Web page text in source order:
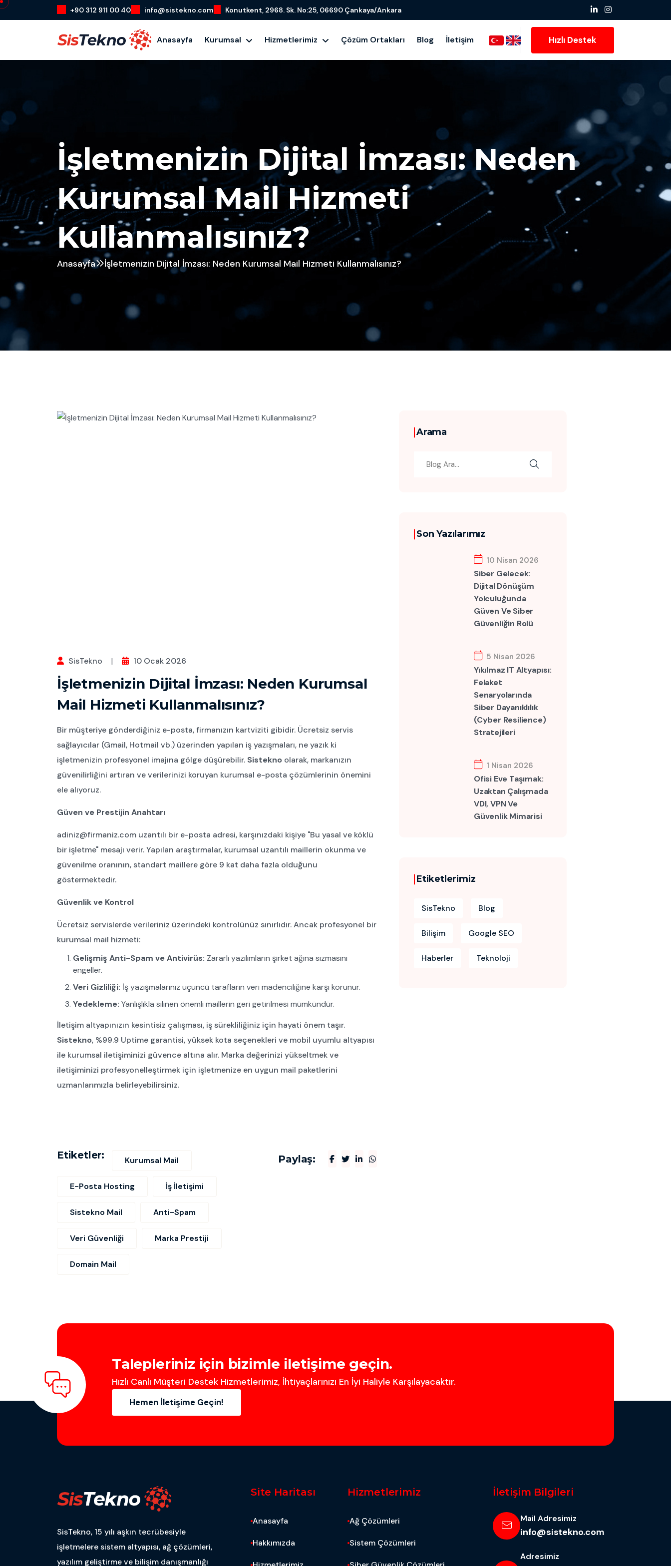
+90 312 911 00 40 info@sistekno.com Konutkent, 2968. Sk. No:25, 06690 Çankaya/Ankara
Anasayfa Kurumsal Hizmetlerimiz Çözüm Ortakları Blog İletişim Hızlı Destek
İşletmenizin Dijital İmzası: Neden
Kurumsal Mail Hizmeti
Kullanmalısınız?
Anasayfa İşletmenizin Dijital İmzası: Neden Kurumsal Mail Hizmeti Kullanmalısınız?
SisTekno | 10 Ocak 2026
İşletmenizin Dijital İmzası: Neden Kurumsal
Mail Hizmeti Kullanmalısınız?
Bir müşteriye gönderdiğiniz e-posta, firmanızın kartviziti gibidir. Ücretsiz servis
sağlayıcılar (Gmail, Hotmail vb.) üzerinden yapılan iş yazışmaları, ne yazık ki
işletmenizin profesyonel imajına gölge düşürebilir. Sistekno olarak, markanızın
güvenilirliğini artıran ve verilerinizi koruyan kurumsal e-posta çözümlerinin önemini
ele alıyoruz.
Güven ve Prestijin Anahtarı
adiniz@firmaniz.com uzantılı bir e-posta adresi, karşınızdaki kişiye "Bu yasal ve köklü
bir işletme" mesajı verir. Yapılan araştırmalar, kurumsal uzantılı maillerin okunma ve
güvenilme oranının, standart maillere göre 9 kat daha fazla olduğunu
göstermektedir.
Güvenlik ve Kontrol
Ücretsiz servislerde verileriniz üzerindeki kontrolünüz sınırlıdır. Ancak profesyonel bir
kurumsal mail hizmeti:
Gelişmiş Anti-Spam ve Antivirüs: Zararlı yazılımların şirket ağına sızmasını
engeller.
Veri Gizliliği: İş yazışmalarınız üçüncü tarafların veri madenciliğine karşı korunur.
Yedekleme: Yanlışlıkla silinen önemli maillerin geri getirilmesi mümkündür.
İletişim altyapınızın kesintisiz çalışması, iş sürekliliğiniz için hayati önem taşır.
Sistekno, %99.9 Uptime garantisi, yüksek kota seçenekleri ve mobil uyumlu altyapısı
ile kurumsal iletişiminizi güvence altına alır. Marka değerinizi yükseltmek ve
iletişiminizi profesyonelleştirmek için işletmenize en uygun mail paketlerini
uzmanlarımızla belirleyebilirsiniz.
Etiketler: Kurumsal Mail
E-Posta Hosting İş İletişimi
Sistekno Mail Anti-Spam
Veri Güvenliği Marka Prestiji
Domain Mail
Paylaş:
Arama
Son Yazılarımız
10 Nisan 2026
Siber Gelecek:
Dijital Dönüşüm
Yolculuğunda
Güven Ve Siber
Güvenliğin Rolü
5 Nisan 2026
Yıkılmaz IT Altyapısı:
Felaket
Senaryolarında
Siber Dayanıklılık
(Cyber Resilience)
Stratejileri
1 Nisan 2026
Ofisi Eve Taşımak:
Uzaktan Çalışmada
VDI, VPN Ve
Güvenlik Mimarisi
Etiketlerimiz
SisTekno Blog
Bilişim Google SEO
Haberler Teknoloji
Talepleriniz için bizimle iletişime geçin.
Hızlı Canlı Müşteri Destek Hizmetlerimiz, İhtiyaçlarınızı En İyi Haliyle Karşılayacaktır.
Hemen İletişime Geçin!
SisTekno, 15 yılı aşkın tecrübesiyle
işletmelere sistem altyapısı, ağ çözümleri,
yazılım geliştirme ve bilişim danışmanlığı
Site Haritası
Anasayfa
Hakkımızda
Hizmetlerimiz
Ağ Çözümleri
Sistem Çözümleri
İletişim Bilgileri
Mail Adresimiz
info@sistekno.com
Adresimiz